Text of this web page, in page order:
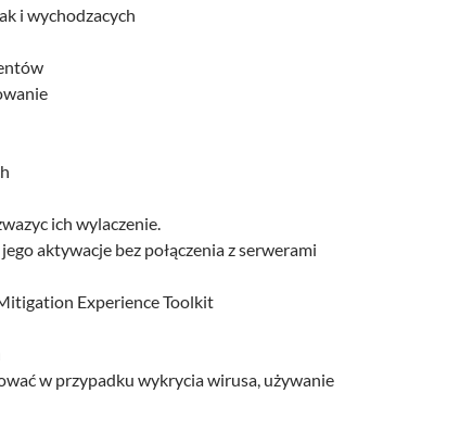
i wychodzacych
ich wylaczenie.
aktywacje bez połączenia z serwerami
Experience Toolkit
w przypadku wykrycia wirusa, używanie